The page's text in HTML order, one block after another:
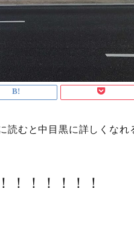
読むと中目黒に詳しくなれ
！！！！！！